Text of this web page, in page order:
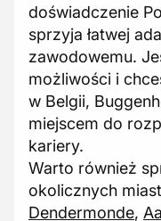
doświadczenie
sprzyja łatwej
zawodowemu.
możliwości i
w Belgii,
miejscem do
kariery.
Warto również
okolicznych
Dendermonde,